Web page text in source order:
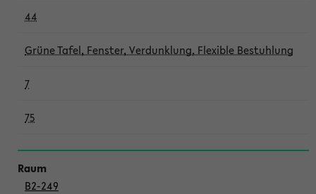
44
Grüne Tafel, Fenster, Verdunklung, Flexible Bestuhlung
7
75
B2-249